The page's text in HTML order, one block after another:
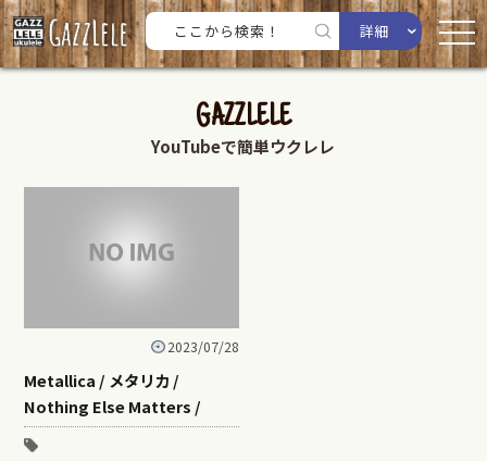
詳細
GAZZLELE
YouTubeで簡単ウクレレ
2023/07/28
Metallica / メタリカ /
Nothing Else Matters /